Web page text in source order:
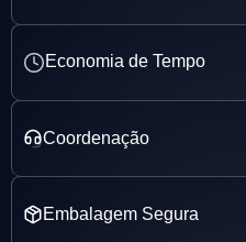
Economia de Tempo
Coordenação
Embalagem Segura